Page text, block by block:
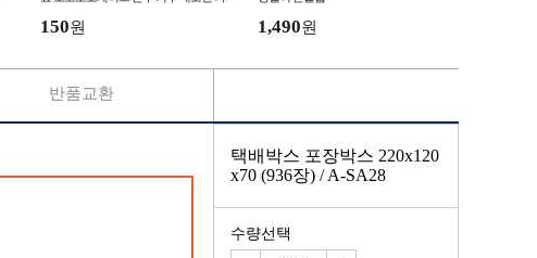
150원 1,490원
반품교환
택배박스 포장박스 220x120
x70 (936장) / A-SA28
수량선택